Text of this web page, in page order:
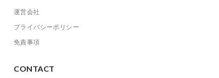
運営会社
プライバシーポリシー
免責事項
CONTACT